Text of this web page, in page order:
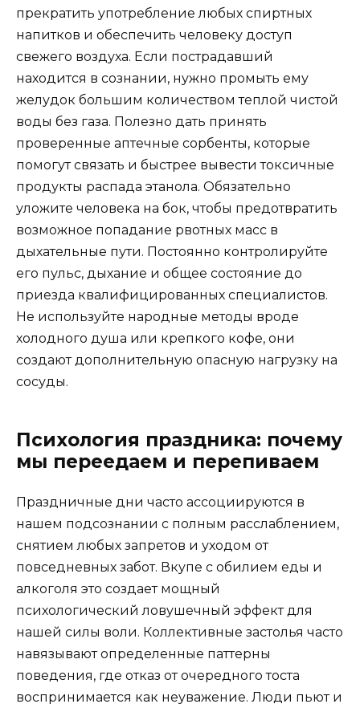
прекратить употребление любых спиртных
напитков и обеспечить человеку доступ
свежего воздуха. Если пострадавший
находится в сознании, нужно промыть ему
желудок большим количеством теплой чистой
воды без газа. Полезно дать принять
проверенные аптечные сорбенты, которые
помогут связать и быстрее вывести токсичные
продукты распада этанола. Обязательно
уложите человека на бок, чтобы предотвратить
возможное попадание рвотных масс в
дыхательные пути. Постоянно контролируйте
его пульс, дыхание и общее состояние до
приезда квалифицированных специалистов.
Не используйте народные методы вроде
холодного душа или крепкого кофе, они
создают дополнительную опасную нагрузку на
сосуды.
Психология праздника: почему
мы переедаем и перепиваем
Праздничные дни часто ассоциируются в
нашем подсознании с полным расслаблением,
снятием любых запретов и уходом от
повседневных забот. Вкупе с обилием еды и
алкоголя это создает мощный
психологический ловушечный эффект для
нашей силы воли. Коллективные застолья часто
навязывают определенные паттерны
поведения, где отказ от очередного тоста
воспринимается как неуважение. Люди пьют и